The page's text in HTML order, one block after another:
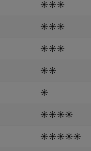
☀️☀️☀️
☀️☀️☀️
☀️☀️☀️
☀️☀️
☀️
☀️☀️☀️☀️
☀️☀️☀️☀️☀️